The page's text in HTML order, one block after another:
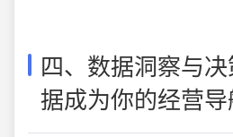
四、数据洞察与
据成为你的经营